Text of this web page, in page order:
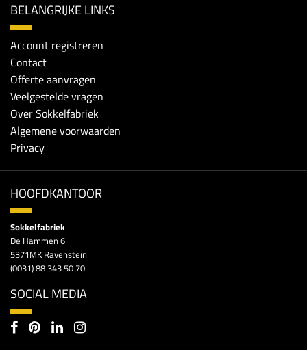
BELANGRIJKE LINKS
Account registreren
Contact
Offerte aanvragen
Veelgestelde vragen
Over Sokkelfabriek
Algemene voorwaarden
Privacy
HOOFDKANTOOR
Sokkelfabriek
De Hammen 6
5371MK Ravenstein
(0031) 88 343 50 70
SOCIAL MEDIA